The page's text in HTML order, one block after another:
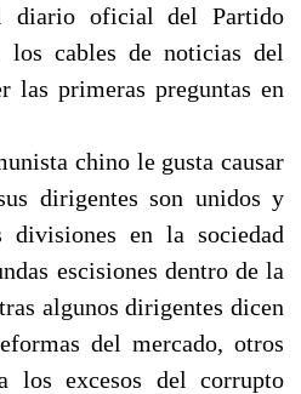
diario oficial del Partido
los cables de noticias del
las primeras preguntas en
chino le gusta causar
dirigentes son unidos y
divisiones en la sociedad
escisiones dentro de la
algunos dirigentes dicen
del mercado, otros
los excesos del corrupto